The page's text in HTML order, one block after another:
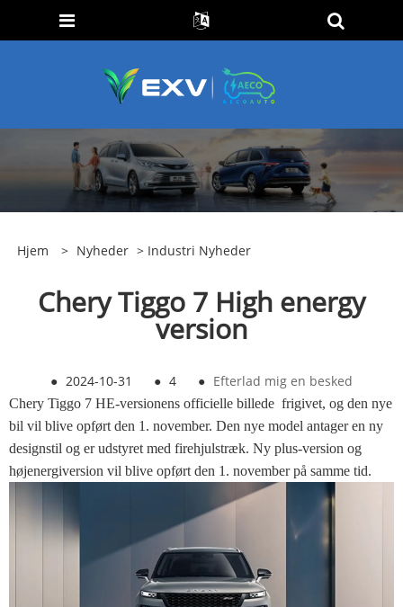
Hjem > Nyheder > Industri Nyheder
Chery Tiggo 7 High energy
version
● 2024-10-31 ● 4 ● Efterlad mig en besked
Chery Tiggo 7 HE-versionens officielle billede frigivet, og den nye
bil vil blive opført den 1. november. Den nye model antager en ny
designstil og er udstyret med firehjulstræk. Ny plus-version og
højenergiversion vil blive opført den 1. november på samme tid.